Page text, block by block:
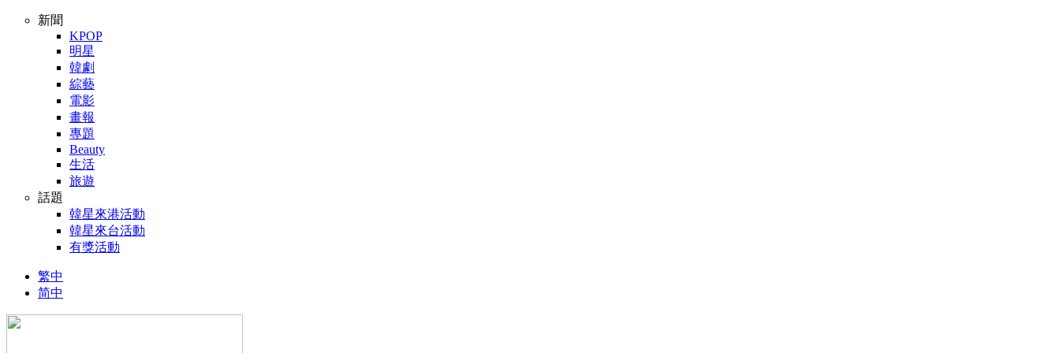
新聞
KPOP
明星
韓劇
綜藝
電影
畫報
專題
Beauty
生活
旅遊
話題
韓星來港活動
韓星來台活動
有獎活動
繁中
简中